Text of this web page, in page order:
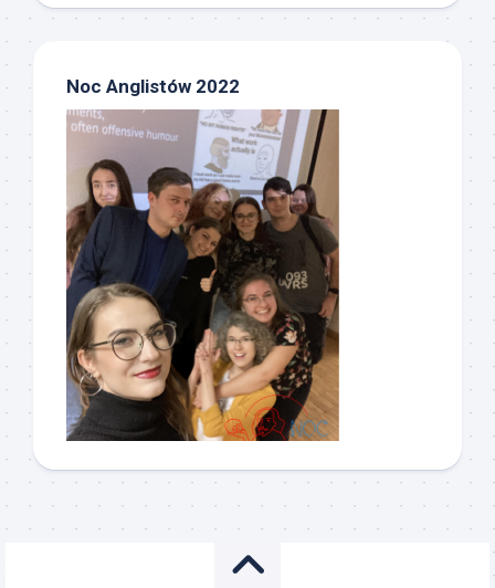
Noc Anglistów 2022